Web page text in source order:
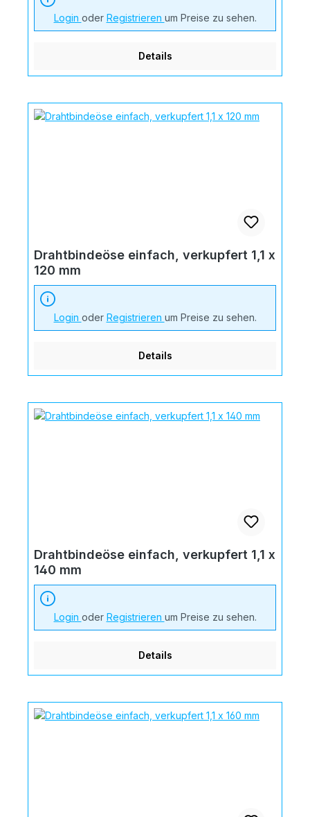
Login oder Registrieren um Preise zu sehen.
Details
Drahtbindeöse einfach, verkupfert 1,1 x
120 mm
Login oder Registrieren um Preise zu sehen.
Details
Drahtbindeöse einfach, verkupfert 1,1 x
140 mm
Login oder Registrieren um Preise zu sehen.
Details